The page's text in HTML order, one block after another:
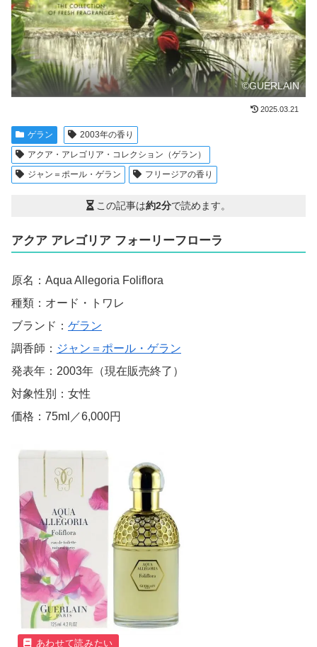
©GUERLAIN
2025.03.21
ゲラン
2003年の香り
アクア・アレゴリア・コレクション（ゲラン）
ジャン＝ポール・ゲラン
フリージアの香り
この記事は約2分で読めます。
アクア アレゴリア フォーリーフローラ
原名：Aqua Allegoria Foliflora
種類：オード・トワレ
ブランド： ゲラン
調香師： ジャン＝ポール・ゲラン
発表年：2003年（現在販売終了）
対象性別：女性
価格：75ml／6,000円